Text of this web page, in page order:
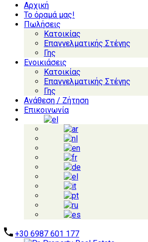
Αρχική
Το όραμά μας!
Πωλήσεις
Κατοικίας
Επαγγελματικής Στέγης
Γης
Ενοικιάσεις
Κατοικίας
Επαγγελματικής Στέγης
Γης
Ανάθεση / Ζήτηση
Επικοινωνία
+30 6987 601 177